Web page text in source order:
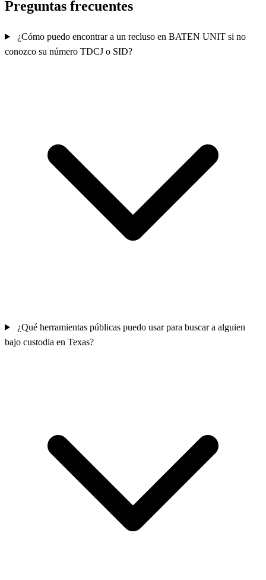
Preguntas frecuentes
¿Cómo puedo encontrar a un recluso en BATEN UNIT si no
conozco su número TDCJ o SID?
¿Qué herramientas públicas puedo usar para buscar a alguien
bajo custodia en Texas?